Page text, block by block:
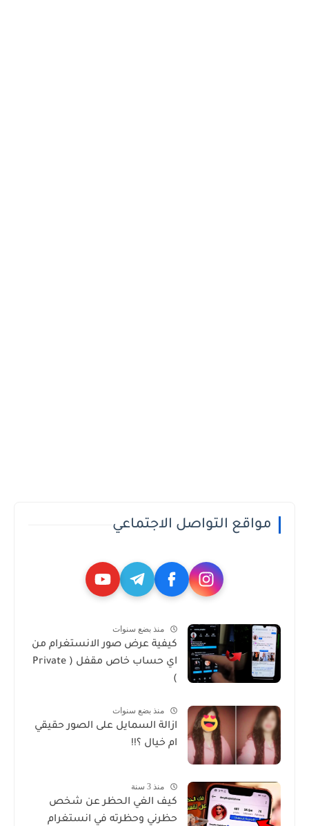
مواقع التواصل الاجتماعي
منذ بضع سنوات
كيفية عرض صور الانستغرام من
اي حساب خاص مقفل ( Private
)
منذ بضع سنوات
ازالة السمايل على الصور حقيقي
ام خيال ؟!!
منذ 3 سنة
كيف الغي الحظر عن شخص
حظرني وحظرته في انستغرام